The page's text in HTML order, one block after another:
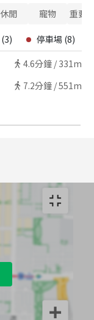
休閒 寵物 重要
(3) 停車場 (8)
4.6分鐘 / 331m
7.2分鐘 /551m